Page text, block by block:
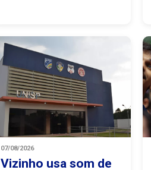
07/08/2026
Vizinho usa som de